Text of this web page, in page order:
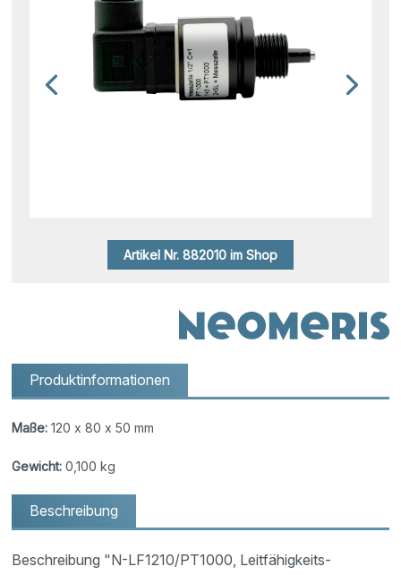
Artikel Nr. 882010 im Shop
Produktinformationen
Maße: 120 x 80 x 50 mm
Gewicht: 0,100 kg
Beschreibung
Beschreibung "N-LF1210/PT1000, Leitfähigkeits-